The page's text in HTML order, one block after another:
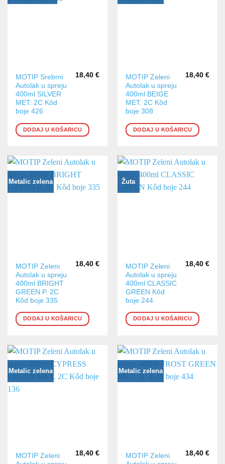
MOTIP Srebrni
Autolak u spreju
400ml SILVER
MET. 2C Kôd
boje 426
18,40 €
DODAJ U KOŠARICU
MOTIP Zeleni
Autolak u spreju
400ml BEIGE
MET. 2C Kôd
boje 308
18,40 €
DODAJ U KOŠARICU
Metalic zelena
MOTIP Zeleni
Autolak u spreju
400ml BRIGHT
GREEN P. 2C
Kôd boje 335
18,40 €
DODAJ U KOŠARICU
Žuta
MOTIP Zeleni
Autolak u spreju
400ml CLASSIC
GREEN Kôd
boje 244
18,40 €
DODAJ U KOŠARICU
Metalic zelena
MOTIP Zeleni
18,40 €
Metalic zelena
MOTIP Zeleni
18,40 €